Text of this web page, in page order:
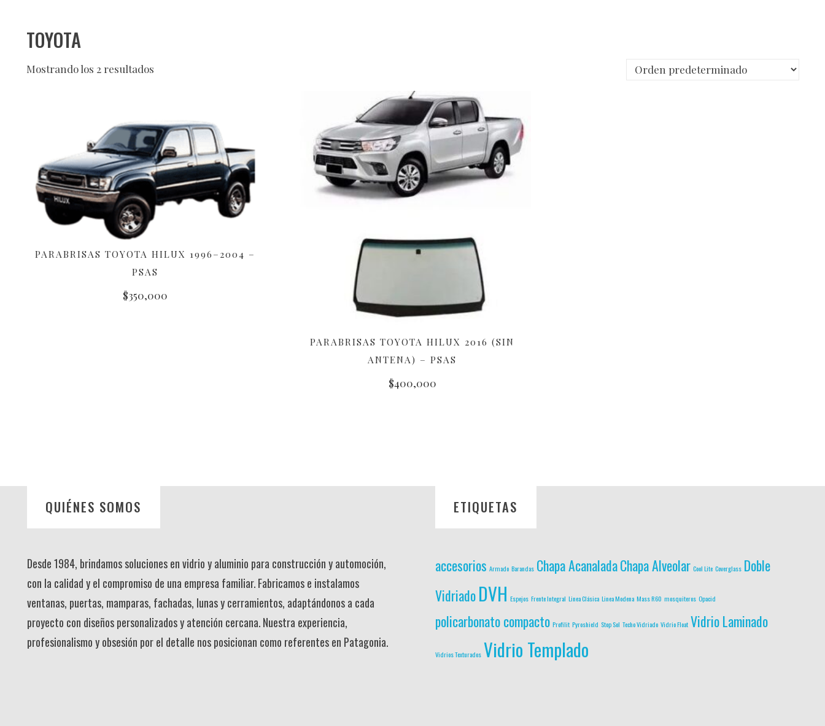
TOYOTA
Mostrando los 2 resultados
AÑADIR AL CARRITO
PARABRISAS TOYOTA HILUX 1996–2004 –
PSAS
$350,000
AÑADIR AL CARRITO
PARABRISAS TOYOTA HILUX 2016 (SIN
ANTENA) – PSAS
$400,000
QUIÉNES SOMOS
Desde 1984, brindamos soluciones en vidrio y aluminio para construcción y automoción,
con la calidad y el compromiso de una empresa familiar. Fabricamos e instalamos
ventanas, puertas, mamparas, fachadas, lunas y cerramientos, adaptándonos a cada
proyecto con diseños personalizados y atención cercana. Nuestra experiencia,
profesionalismo y obsesión por el detalle nos posicionan como referentes en Patagonia.
ETIQUETAS
accesorios Armado Barandas Chapa AcanaladaChapa Alveolar Cool Lite Coverglass Doble
VidriadoDVH Espejos Frente Integral Linea Clásica Linea Modena Mass R60 mosquiteros Opacid
policarbonato compacto Profilit Pyroshield Stop Sol Techo Vidriado Vidrio Float Vidrio Laminado
Vidrios Texturados Vidrio Templado